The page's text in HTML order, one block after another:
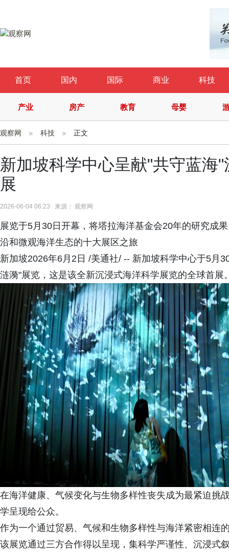
首页 国内 国际 商业 科技
产业 房产 教育 母婴
观察网 科技 正文
新加坡科学中心呈献"共守蓝海
展
2026-06-04 06:23 来源： 观察网
展览于5月30日开幕，将塔拉海洋基金会20年的研究成
沿和微观海洋生态的十大展区之旅
新加坡2026年6月2日 /美通社/ -- 新加坡科学中心于5月
涟漪"展览，这是该全新沉浸式海洋科学展览的全球首展
在海洋健康、气候变化与生物多样性丧失成为最紧迫挑
学呈现给公众。
作为一个通过贸易、气候和生物多样性与海洋紧密相连
该展览通过三方合作得以呈现，集科学严谨性、沉浸式